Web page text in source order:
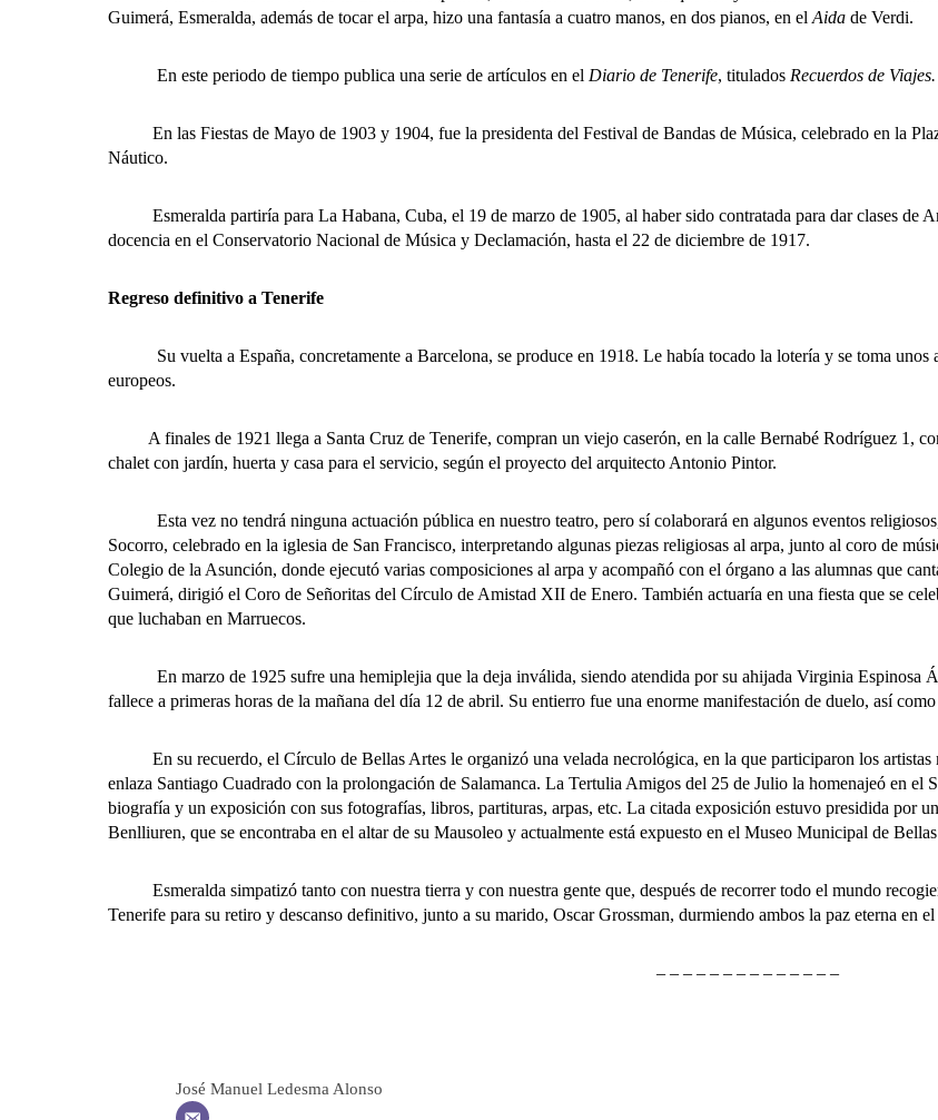
Guimerá, Esmeralda, además de tocar el arpa, hizo una fantasía a cuatro manos, en dos pianos, en el Aida de Verdi.
En este periodo de tiempo publica una serie de artículos en el Diario de Tenerife, titulados Recuerdos de Viajes.
En las Fiestas de Mayo de 1903 y 1904, fue la presidenta del Festival de Bandas de Música, celebrado en la
Náutico.
Esmeralda partiría para La Habana, Cuba, el 19 de marzo de 1905, al haber sido contratada para dar clases de
docencia en el Conservatorio Nacional de Música y Declamación, hasta el 22 de diciembre de 1917.
Regreso definitivo a Tenerife
Su vuelta a España, concretamente a Barcelona, se produce en 1918. Le había tocado la lotería y se toma unos
europeos.
A finales de 1921 llega a Santa Cruz de Tenerife, compran un viejo caserón, en la calle Bernabé Rodríguez 1,
chalet con jardín, huerta y casa para el servicio, según el proyecto del arquitecto Antonio Pintor.
Esta vez no tendrá ninguna actuación pública en nuestro teatro, pero sí colaborará en algunos eventos
Socorro, celebrado en la iglesia de San Francisco, interpretando algunas piezas religiosas al arpa, junto al coro de
Colegio de la Asunción, donde ejecutó varias composiciones al arpa y acompañó con el órgano a las alumnas que
Guimerá, dirigió el Coro de Señoritas del Círculo de Amistad XII de Enero. También actuaría en una fiesta que se
que luchaban en Marruecos.
En marzo de 1925 sufre una hemiplejia que la deja inválida, siendo atendida por su ahijada Virginia Espinosa
fallece a primeras horas de la mañana del día 12 de abril. Su entierro fue una enorme manifestación de duelo, así
En su recuerdo, el Círculo de Bellas Artes le organizó una velada necrológica, en la que participaron los artistas
enlaza Santiago Cuadrado con la prolongación de Salamanca. La Tertulia Amigos del 25 de Julio la homenajeó en el
biografía y un exposición con sus fotografías, libros, partituras, arpas, etc. La citada exposición estuvo presidida por
Benlliuren, que se encontraba en el altar de su Mausoleo y actualmente está expuesto en el Museo Municipal de
Esmeralda simpatizó tanto con nuestra tierra y con nuestra gente que, después de recorrer todo el mundo
Tenerife para su retiro y descanso definitivo, junto a su marido, Oscar Grossman, durmiendo ambos la paz eterna en
– – – – – – – – – – – – – –
José Manuel Ledesma Alonso